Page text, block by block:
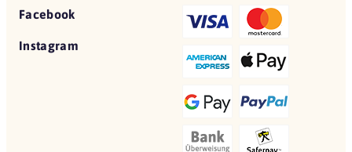
Facebook
Instagram